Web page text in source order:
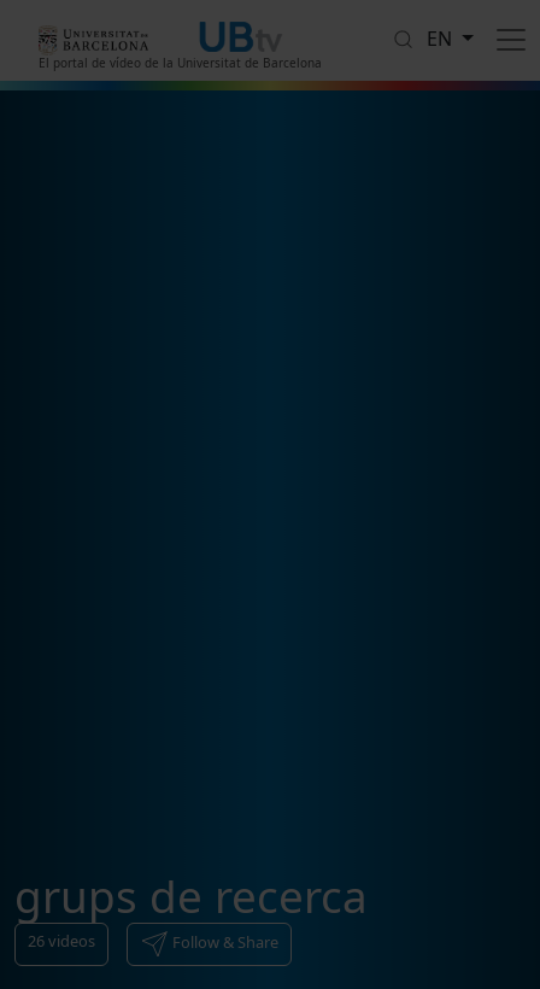
El portal de vídeo de la Universitat de Barcelona
EN
grups de recerca
26videos Follow & Share